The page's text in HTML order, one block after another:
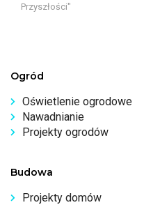
Przyszłości"
Ogród
Oświetlenie ogrodowe
Nawadnianie
Projekty ogrodów
Budowa
Projekty domów